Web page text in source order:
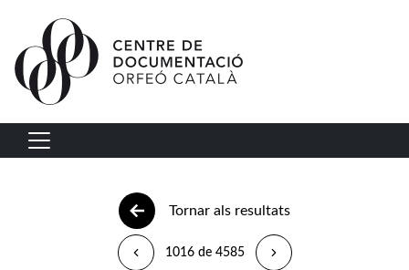
Vés al contingut
Navegació principal
Tornar als resultats
1016 de 4585